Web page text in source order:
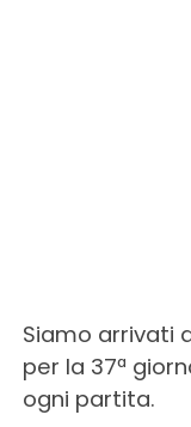
Siamo arrivati
per la 37ª
ogni partita.